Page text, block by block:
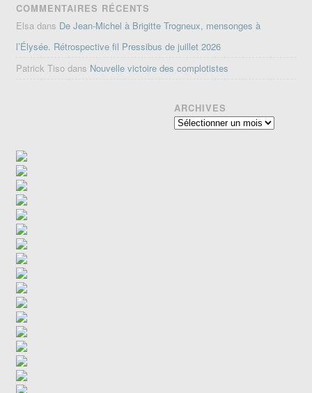
COMMENTAIRES RÉCENTS
Elsa dans De Jean-Michel à Brigitte Trogneux, mensonges à
l’Élysée. Rétrospective fil Pressibus de juillet 2026
Patrick Tiso dans Nouvelle victoire des complotistes
ARCHIVES
Archives